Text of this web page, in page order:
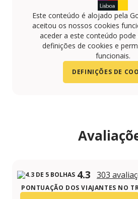
Este conteúdo é alojado pela
aceitou os nossos cookies
aceder a este conteúdo pode
definições de cookies e
funcionais.
DEFINIÇÕES DE
4.3 303
PONTUAÇÃO DOS VIAJANTES NO